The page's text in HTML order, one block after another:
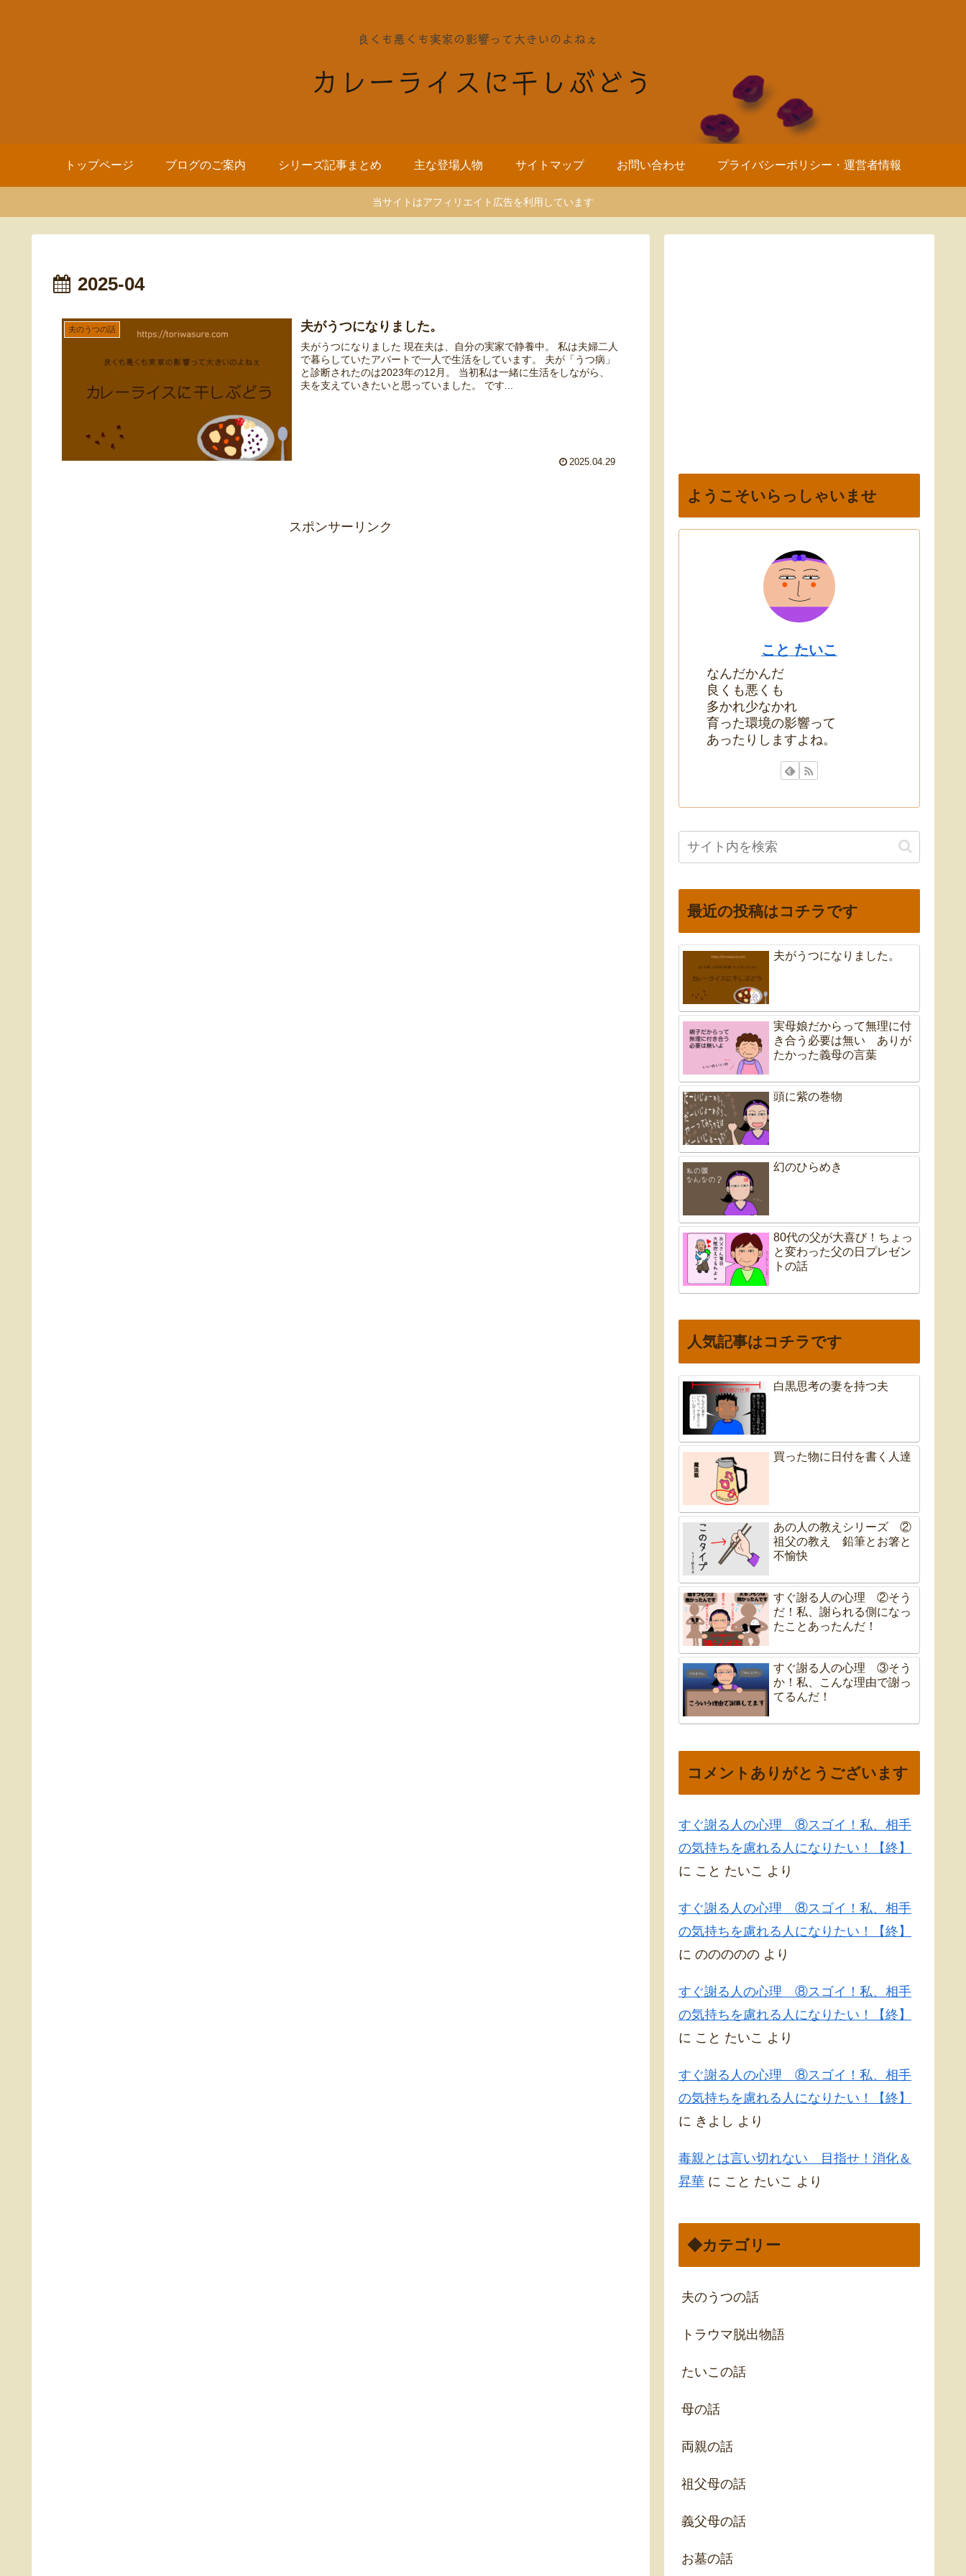
トップページ ブログのご案内 シリーズ記事まとめ 主な登場人物 サイトマップ お問い合わせ プライバシーポリシー・運営者情報
当サイトはアフィリエイト広告を利用しています
2025-04
夫のうつの話 夫がうつになりました。
夫がうつになりました 現在夫は、自分の実家で静養中。 私は夫婦二人
で暮らしていたアパートで一人で生活をしています。 夫が「うつ病」
と診断されたのは2023年の12月。 当初私は一緒に生活をしながら、
夫を支えていきたいと思っていました。 です...
2025.04.29
スポンサーリンク
ようこそいらっしゃいませ
こと たいこ
なんだかんだ
良くも悪くも
多かれ少なかれ
育った環境の影響って
あったりしますよね。
最近の投稿はコチラです
夫がうつになりました。
実母娘だからって無理に付
き合う必要は無い ありが
たかった義母の言葉
頭に紫の巻物
幻のひらめき
80代の父が大喜び！ちょっ
と変わった父の日プレゼン
トの話
人気記事はコチラです
白黒思考の妻を持つ夫
買った物に日付を書く人達
あの人の教えシリーズ ②
祖父の教え 鉛筆とお箸と
不愉快
すぐ謝る人の心理 ②そう
だ！私、謝られる側になっ
たことあったんだ！
すぐ謝る人の心理 ③そう
か！私、こんな理由で謝っ
てるんだ！
コメントありがとうございます
すぐ謝る人の心理 ⑧スゴイ！私、相手
の気持ちを慮れる人になりたい！【終】
に こと たいこ より
すぐ謝る人の心理 ⑧スゴイ！私、相手
の気持ちを慮れる人になりたい！【終】
に ののののの より
すぐ謝る人の心理 ⑧スゴイ！私、相手
の気持ちを慮れる人になりたい！【終】
に こと たいこ より
すぐ謝る人の心理 ⑧スゴイ！私、相手
の気持ちを慮れる人になりたい！【終】
に きよし より
毒親とは言い切れない 目指せ！消化＆
昇華 に こと たいこ より
◆カテゴリー
夫のうつの話
トラウマ脱出物語
たいこの話
母の話
両親の話
祖父母の話
義父母の話
お墓の話